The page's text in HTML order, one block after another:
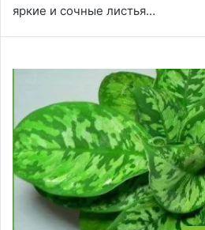
яркие и сочные листья…